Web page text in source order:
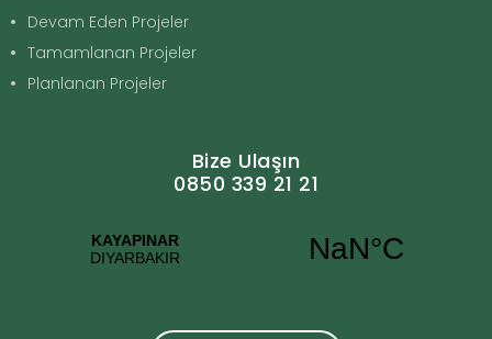
Devam Eden Projeler
Tamamlanan Projeler
Planlanan Projeler
Bize Ulaşın
0850 339 21 21